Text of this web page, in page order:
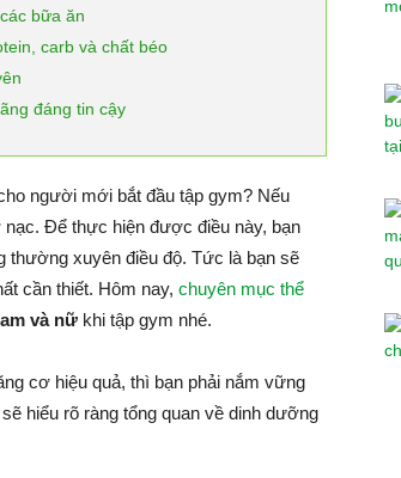
bữa ăn
carb và chất béo
đáng tin cậy
người mới bắt đầu tập gym? Nếu
Để thực hiện được điều này, bạn
thường xuyên điều độ. Tức là bạn sẽ
cần thiết. Hôm nay, chuyên mục thể
và nữ khi tập gym nhé.
cơ hiệu quả, thì bạn phải nắm vững
hiểu rõ ràng tổng quan về dinh dưỡng